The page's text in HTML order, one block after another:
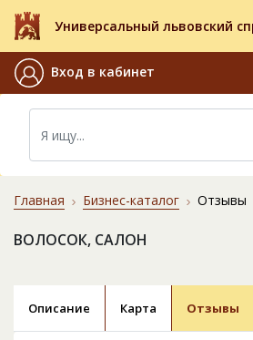
Универсальный львовский
Вход в кабинет
Главная Бизнес-каталог Отзывы
ВОЛОСОК, САЛОН
Описание Карта Отзывы